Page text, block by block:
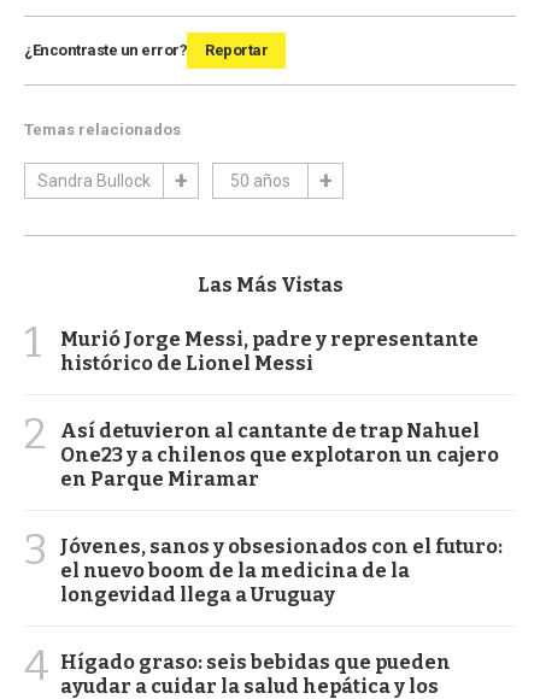
¿Encontraste un error? Reportar
Temas relacionados
Sandra Bullock 50 años
Las Más Vistas
1
Murió Jorge Messi, padre y representante
histórico de Lionel Messi
2
Así detuvieron al cantante de trap Nahuel
One23 y a chilenos que explotaron un cajero
en Parque Miramar
3
Jóvenes, sanos y obsesionados con el futuro:
el nuevo boom de la medicina de la
longevidad llega a Uruguay
4 Hígado graso: seis bebidas que pueden
ayudar a cuidar la salud hepática y los